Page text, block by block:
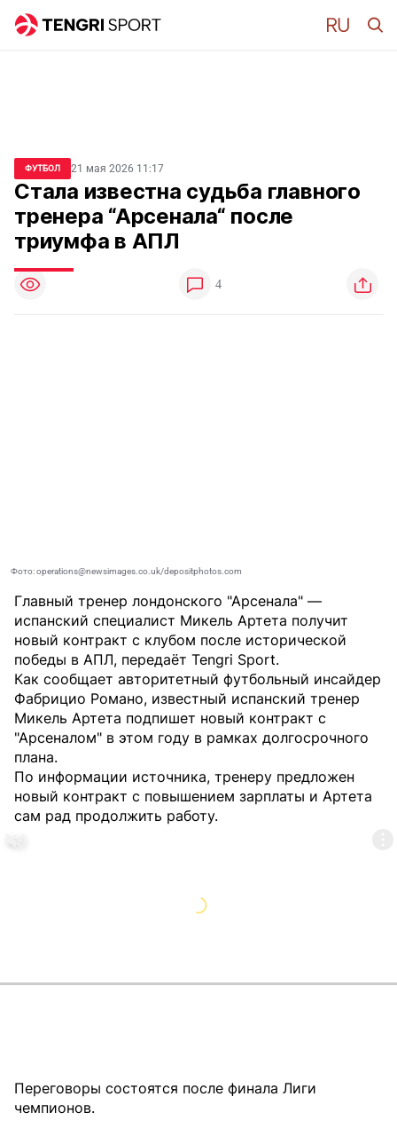
ФУТБОЛ 21 мая 2026 11:17
Стала известна судьба главного
тренера “Арсенала“ после
триумфа в АПЛ
4
Фото: operations@newsimages.co.uk/depositphotos.com
Главный тренер лондонского "Арсенала" —
испанский специалист Микель Артета получит
новый контракт с клубом после исторической
победы в АПЛ, передаёт Tengri Sport.
Как сообщает авторитетный футбольный инсайдер
Фабрицио Романо, известный испанский тренер
Микель Артета подпишет новый контракт с
"Арсеналом" в этом году в рамках долгосрочного
плана.
По информации источника, тренеру предложен
новый контракт с повышением зарплаты и Артета
сам рад продолжить работу.
Переговоры состоятся после финала Лиги
чемпионов.